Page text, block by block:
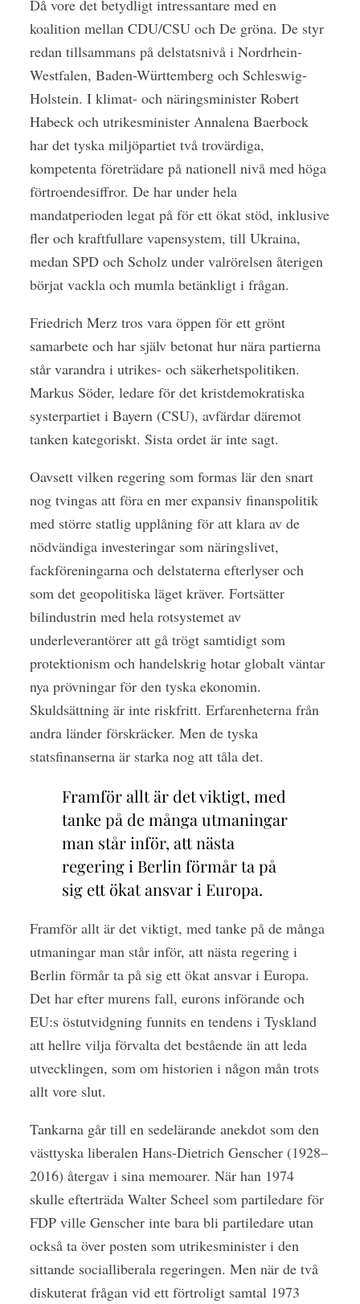
Då vore det betydligt intressantare med en
koalition mellan CDU/CSU och De gröna. De styr
redan tillsammans på delstatsnivå i Nordrhein-
Westfalen, Baden-Württemberg och Schleswig-
Holstein. I klimat- och näringsminister Robert
Habeck och utrikesminister Annalena Baerbock
har det tyska miljöpartiet två trovärdiga,
kompetenta företrädare på nationell nivå med höga
förtroendesiffror. De har under hela
mandatperioden legat på för ett ökat stöd, inklusive
fler och kraftfullare vapensystem, till Ukraina,
medan SPD och Scholz under valrörelsen återigen
börjat vackla och mumla betänkligt i frågan.
Friedrich Merz tros vara öppen för ett grönt
samarbete och har själv betonat hur nära partierna
står varandra i utrikes- och säkerhetspolitiken.
Markus Söder, ledare för det kristdemokratiska
systerpartiet i Bayern (CSU), avfärdar däremot
tanken kategoriskt. Sista ordet är inte sagt.
Oavsett vilken regering som formas lär den snart
nog tvingas att föra en mer expansiv finanspolitik
med större statlig upplåning för att klara av de
nödvändiga investeringar som näringslivet,
fackföreningarna och delstaterna efterlyser och
som det geopolitiska läget kräver. Fortsätter
bilindustrin med hela rotsystemet av
underleverantörer att gå trögt samtidigt som
protektionism och handelskrig hotar globalt väntar
nya prövningar för den tyska ekonomin.
Skuldsättning är inte riskfritt. Erfarenheterna från
andra länder förskräcker. Men de tyska
statsfinanserna är starka nog att tåla det.
Framför allt är det viktigt, med
tanke på de många utmaningar
man står inför, att nästa
regering i Berlin förmår ta på
sig ett ökat ansvar i Europa.
Framför allt är det viktigt, med tanke på de många
utmaningar man står inför, att nästa regering i
Berlin förmår ta på sig ett ökat ansvar i Europa.
Det har efter murens fall, eurons införande och
EU:s östutvidgning funnits en tendens i Tyskland
att hellre vilja förvalta det bestående än att leda
utvecklingen, som om historien i någon mån trots
allt vore slut.
Tankarna går till en sedelärande anekdot som den
västtyska liberalen Hans-Dietrich Genscher (1928–
2016) återgav i sina memoarer. När han 1974
skulle efterträda Walter Scheel som partiledare för
FDP ville Genscher inte bara bli partiledare utan
också ta över posten som utrikesminister i den
sittande socialliberala regeringen. Men när de två
diskuterat frågan vid ett förtroligt samtal 1973